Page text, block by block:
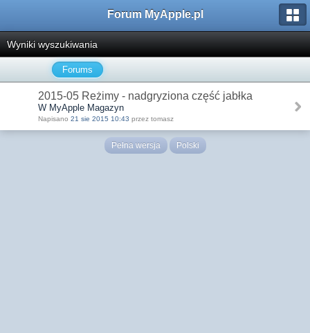
Forum MyApple.pl
Wyniki wyszukiwania
Forums
2015-05 Reżimy - nadgryziona część jabłka
W MyApple Magazyn
Napisano 21 sie 2015 10:43 przez tomasz
Pełna wersja Polski